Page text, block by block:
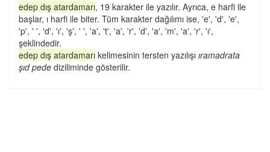
edep dış atardamarı, 19 karakter ile yazılır. Ayrıca, e harfi ile
başlar, ı harfi ile biter. Tüm karakter dağılımı ise, 'e', 'd', 'e',
'p', ' ', 'd', 'ı', 'ş', ' ', 'a', 't', 'a', 'r', 'd', 'a', 'm', 'a', 'r', 'ı',
şeklindedir.
edep dış atardamarı kelimesinin tersten yazılışı ıramadrata
şıd pede diziliminde gösterilir.